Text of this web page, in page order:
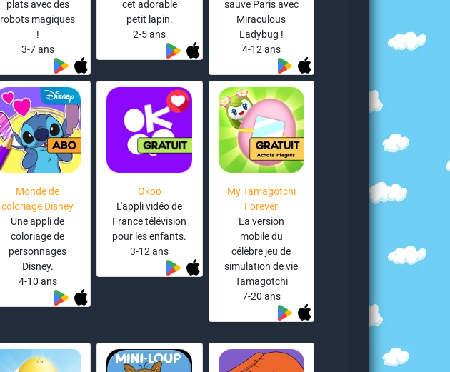
plats avec des
robots magiques
!
3-7 ans
cet adorable
petit lapin.
2-5 ans
sauve Paris avec
Miraculous
Ladybug !
4-12 ans
Monde de
coloriage Disney
Une appli de
coloriage de
personnages
Disney.
4-10 ans
Okoo
L'appli vidéo de
France télévision
pour les enfants.
3-12 ans
My Tamagotchi
Forever
La version
mobile du
célèbre jeu de
simulation de vie
Tamagotchi
7-20 ans